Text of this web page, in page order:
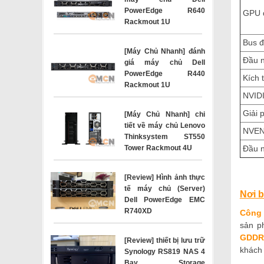
PowerEdge R640
Rackmout 1U
[Máy Chủ Nhanh] đánh
giá máy chủ Dell
PowerEdge R440
Rackmout 1U
[Máy Chủ Nhanh] chi
tiết về máy chủ Lenovo
Thinksystem ST550
Tower Rackmout 4U
[Review] Hình ảnh thực
tế máy chủ (Server)
Dell PowerEdge EMC
R740XD
[Review] thiết bị lưu trữ
Synology RS819 NAS 4
GPU
Bus
Đầu
Kích
Giải
Đầu
Nơi
Công
sản